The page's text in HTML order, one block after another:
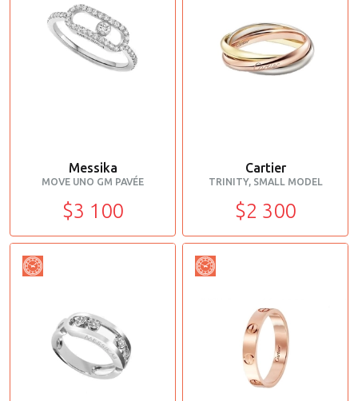
Messika
MOVE UNO GM PAVÉE
$3 100
Cartier
TRINITY, SMALL MODEL
$2 300